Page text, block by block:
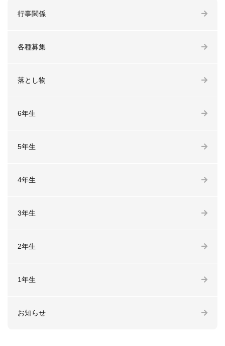
行事関係
各種募集
落とし物
6年生
5年生
4年生
3年生
2年生
1年生
お知らせ